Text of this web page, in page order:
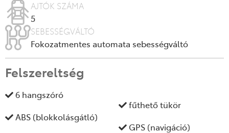
AJTÓK SZÁMA
5
SEBESSÉGVÁLTÓ
Fokozatmentes automata sebességváltó
Felszereltség
6 hangszóró
ABS (blokkolásgátló)
fűthető tükör
GPS (navigáció)